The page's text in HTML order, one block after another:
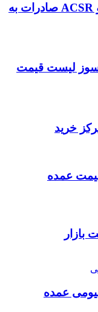
هادی هوایی آلومینیومی AAC و ACSR صادرات به
لاستیکی نسوز لیست قیمت
عمده